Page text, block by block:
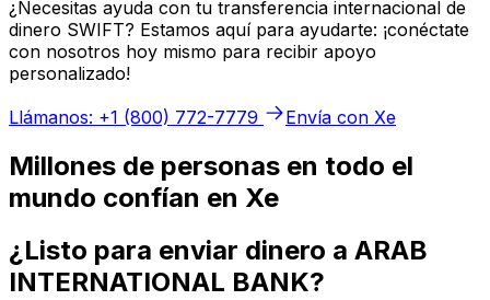
¿Necesitas ayuda con tu transferencia internacional de
dinero SWIFT? Estamos aquí para ayudarte: ¡conéctate
con nosotros hoy mismo para recibir apoyo
personalizado!
Llámanos: +1 (800) 772-7779
Envía con Xe
Millones de personas en todo el
mundo confían en Xe
¿Listo para enviar dinero a ARAB
INTERNATIONAL BANK?